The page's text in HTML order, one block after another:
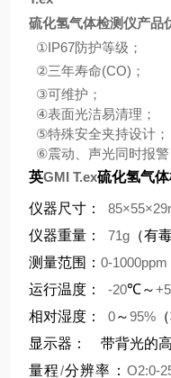
硫化氢气体检测仪产品
①IP67防护等级；
②三年寿命(CO) ；
③可维护；
④表面光洁易清理；
⑤特殊安全夹持设计；
⑥震动、声光同时报警
英GMI T.ex硫化氢气
仪器尺寸：
仪器重量：
71g （有
测量范围： 0-1000ppm
运行温度：
-20℃～
相对湿度：
0～95%
显示器：
带背光的
量程/分辨率：O2:0-